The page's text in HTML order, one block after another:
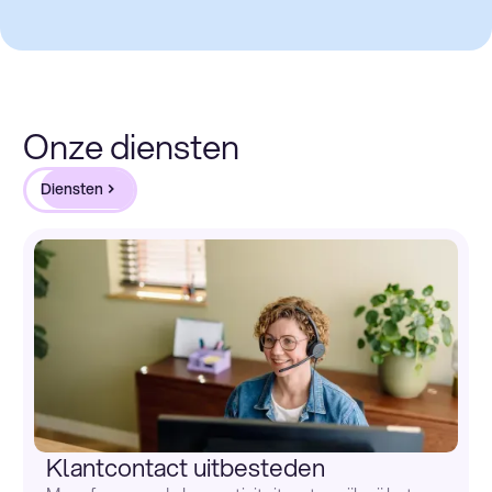
Onze diensten
Diensten
Klantcontact uitbesteden